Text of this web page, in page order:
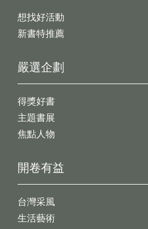
想找好活動
新書特推薦
開卷有益
台灣采風
生活藝術
嚴選企劃
得獎好書
主題書展
焦點人物